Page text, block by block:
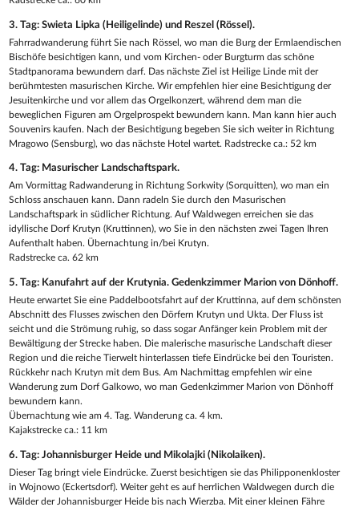
3. Tag: Swieta Lipka (Heiligelinde) und Reszel (Rössel).
Fahrradwanderung führt Sie nach Rössel, wo man die Burg der Ermlaendischen
Bischöfe besichtigen kann, und vom Kirchen- oder Burgturm das schöne
Stadtpanorama bewundern darf. Das nächste Ziel ist Heilige Linde mit der
berühmtesten masurischen Kirche. Wir empfehlen hier eine Besichtigung der
Jesuitenkirche und vor allem das Orgelkonzert, während dem man die
beweglichen Figuren am Orgelprospekt bewundern kann. Man kann hier auch
Souvenirs kaufen. Nach der Besichtigung begeben Sie sich weiter in Richtung
Mragowo (Sensburg), wo das nächste Hotel wartet. Radstrecke ca.: 52 km
4. Tag: Masurischer Landschaftspark.
Am Vormittag Radwanderung in Richtung Sorkwity (Sorquitten), wo man ein
Schloss anschauen kann. Dann radeln Sie durch den Masurischen
Landschaftspark in südlicher Richtung. Auf Waldwegen erreichen sie das
idyllische Dorf Krutyn (Kruttinnen), wo Sie in den nächsten zwei Tagen Ihren
Aufenthalt haben. Übernachtung in/bei Krutyn.
Radstrecke ca. 62 km
5. Tag: Kanufahrt auf der Krutynia. Gedenkzimmer Marion von Dönhoff.
Heute erwartet Sie eine Paddelbootsfahrt auf der Kruttinna, auf dem schönsten
Abschnitt des Flusses zwischen den Dörfern Krutyn und Ukta. Der Fluss ist
seicht und die Strömung ruhig, so dass sogar Anfänger kein Problem mit der
Bewältigung der Strecke haben. Die malerische masurische Landschaft dieser
Region und die reiche Tierwelt hinterlassen tiefe Eindrücke bei den Touristen.
Rückkehr nach Krutyn mit dem Bus. Am Nachmittag empfehlen wir eine
Wanderung zum Dorf Galkowo, wo man Gedenkzimmer Marion von Dönhoff
bewundern kann.
Übernachtung wie am 4. Tag. Wanderung ca. 4 km.
Kajakstrecke ca.: 11 km
6. Tag: Johannisburger Heide und Mikolajki (Nikolaiken).
Dieser Tag bringt viele Eindrücke. Zuerst besichtigen sie das Philipponenkloster
in Wojnowo (Eckertsdorf). Weiter geht es auf herrlichen Waldwegen durch die
Wälder der Johannisburger Heide bis nach Wierzba. Mit einer kleinen Fähre